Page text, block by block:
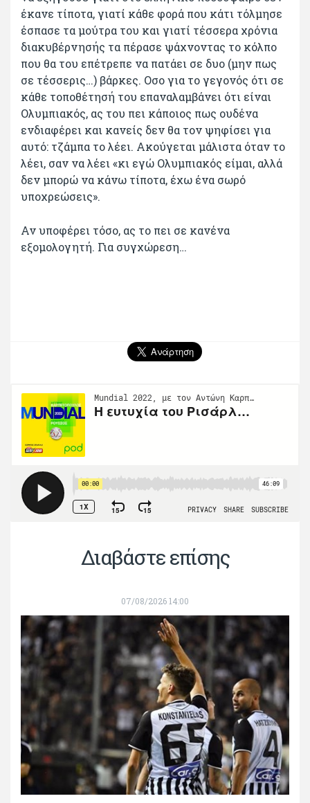
έκανε τίποτα, γιατί κάθε φορά που κάτι τόλμησε
έσπασε τα μούτρα του και γιατί τέσσερα χρόνια
διακυβέρνησής τα πέρασε ψάχνοντας το κόλπο
που θα του επέτρεπε να πατάει σε δυο (μην πως
σε τέσσερις…) βάρκες. Οσο για το γεγονός ότι σε
κάθε τοποθέτησή του επαναλαμβάνει ότι είναι
Ολυμπιακός, ας του πει κάποιος πως ουδένα
ενδιαφέρει και κανείς δεν θα τον ψηφίσει για
αυτό: τζάμπα το λέει. Ακούγεται μάλιστα όταν το
λέει, σαν να λέει «κι εγώ Ολυμπιακός είμαι, αλλά
δεν μπορώ να κάνω τίποτα, έχω ένα σωρό
υποχρεώσεις».
Αν υποφέρει τόσο, ας το πει σε κανένα
εξομολογητή. Για συγχώρεση…
Διαβάστε επίσης
07/08/2026 14:00